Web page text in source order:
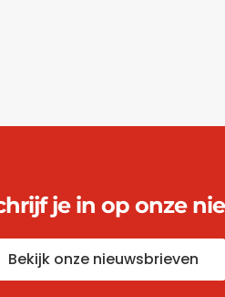
je in op onze
Bekijk onze nieuwsbrieven